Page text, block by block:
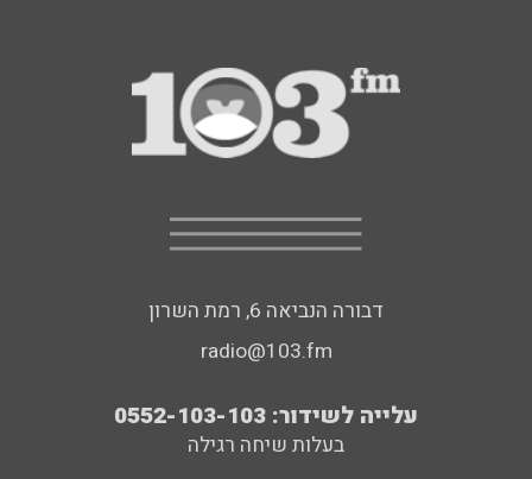
דבורה הנביאה 6, רמת השרון
radio@103.fm
עלייה לשידור: 0552-103-103
בעלות שיחה רגילה